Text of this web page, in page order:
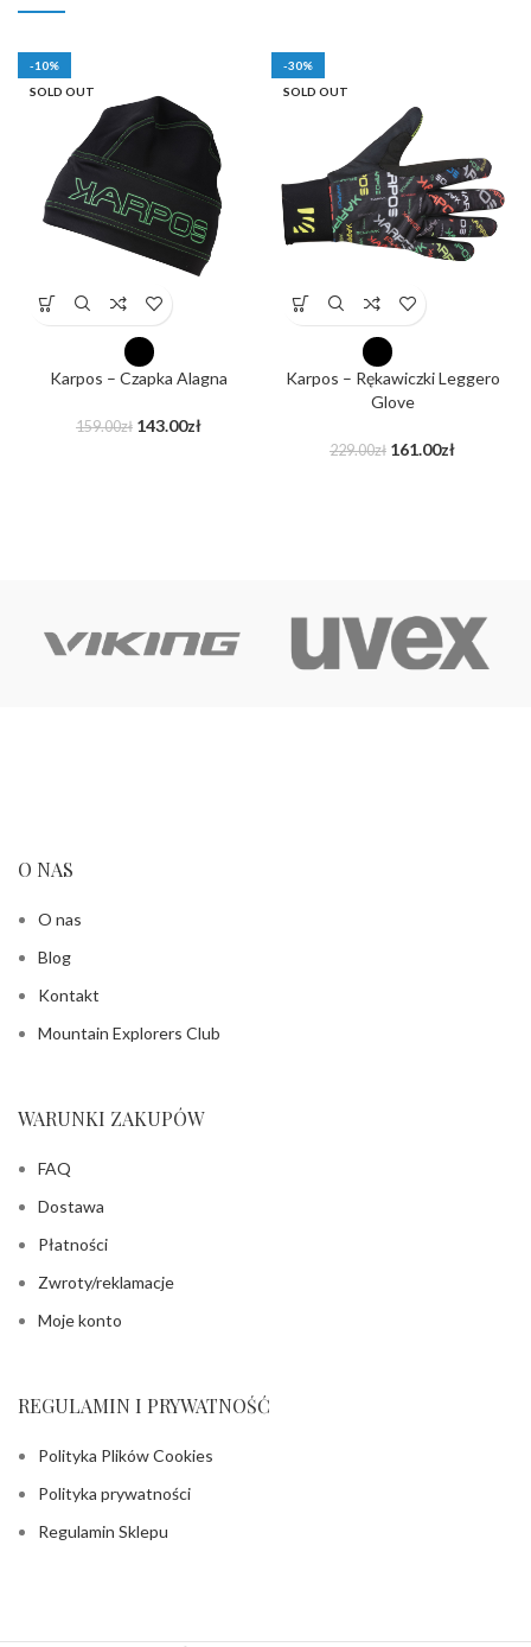
-10%
SOLD OUT
Karpos – Czapka Alagna
159.00zł 143.00zł
-30%
SOLD OUT
Karpos – Rękawiczki Leggero
Glove
229.00zł 161.00zł
O NAS
O nas
Blog
Kontakt
Mountain Explorers Club
WARUNKI ZAKUPÓW
FAQ
Dostawa
Płatności
Zwroty/reklamacje
Moje konto
REGULAMIN I PRYWATNOŚĆ
Polityka Plików Cookies
Polityka prywatności
Regulamin Sklepu